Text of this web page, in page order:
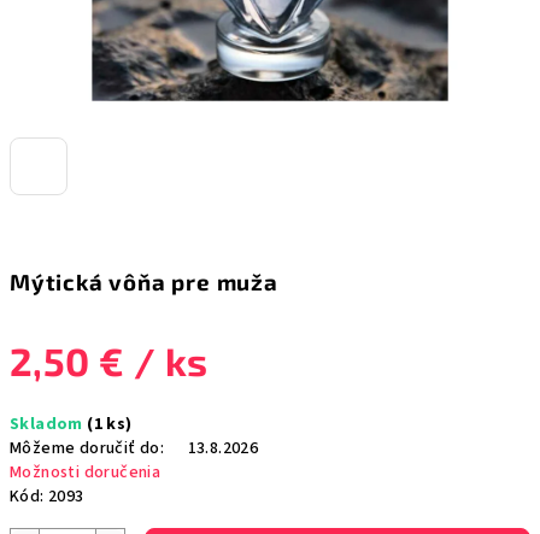
Mýtická vôňa pre muža
2,50 € / ks
cena:
Skladom (1 ks)
Môžeme doručiť do:
13.8.2026
Možnosti doručenia
Kód: 2093